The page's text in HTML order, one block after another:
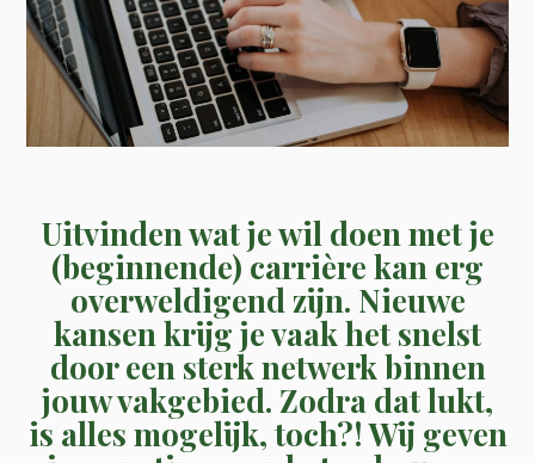
Uitvinden wat je wil doen met je
(beginnende) carrière kan erg
overweldigend zijn. Nieuwe
kansen krijg je vaak het snelst
door een sterk netwerk binnen
jouw vakgebied. Zodra dat lukt,
is alles mogelijk, toch?! Wij geven